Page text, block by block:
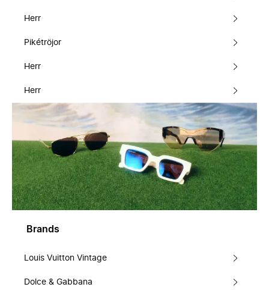
Herr
Pikétröjor
Herr
Herr
Brands
Louis Vuitton Vintage
Dolce & Gabbana